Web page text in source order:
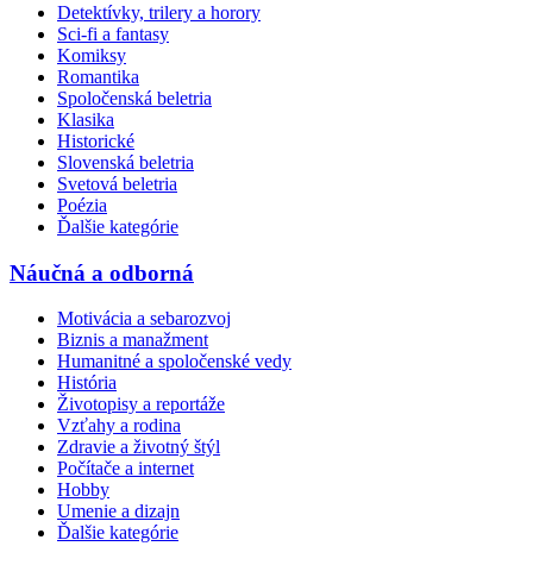
Detektívky, trilery a horory
Sci-fi a fantasy
Komiksy
Romantika
Spoločenská beletria
Klasika
Historické
Slovenská beletria
Svetová beletria
Poézia
Ďalšie kategórie
Náučná a odborná
Motivácia a sebarozvoj
Biznis a manažment
Humanitné a spoločenské vedy
História
Životopisy a reportáže
Vzťahy a rodina
Zdravie a životný štýl
Počítače a internet
Hobby
Umenie a dizajn
Ďalšie kategórie